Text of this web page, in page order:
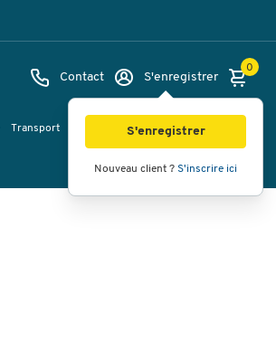
Contact S'enregistrer
S'enregistrer
Nouveau client ? S'inscrire ici
0
Transport Services & planification Inspiration
Vue à 360